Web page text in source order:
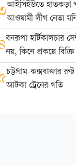
আইসিইউতে হাতকড়া
আওয়ামী লীগ নেতা
বনরূপা হর্টিকালচার
নয়, কিনে প্রকল্পে
চট্টগ্রাম-কক্সবাজার
আটকা ট্রেনের গতি